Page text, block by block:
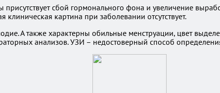
сбой гормонального фона и увеличение
картина при заболевании отсутствует.
А также характерны обильные менструации, цвет
анализов. УЗИ – недостоверный способ